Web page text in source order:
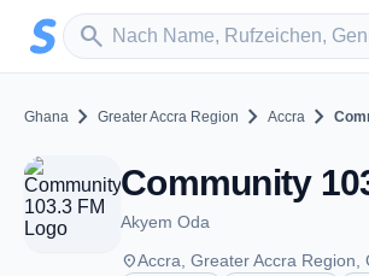
Zum Hauptinhalt springen
search
Sender suchen
Ghana chevron_right Greater Accra Region chevron_right Accra chevron_right
Akyem Oda
placeAccra, Greater Accra Region,